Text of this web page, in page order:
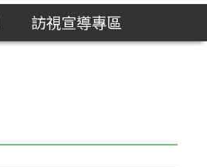
訪視宣導專區